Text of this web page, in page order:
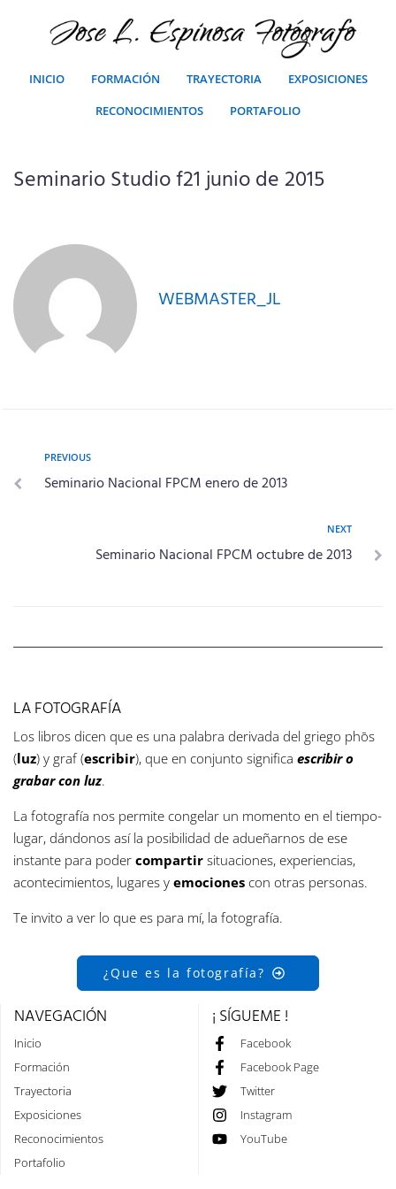
INICIO FORMACIÓN TRAYECTORIA EXPOSICIONES
RECONOCIMIENTOS PORTAFOLIO
Seminario Studio f21 junio de 2015
WEBMASTER_JL
PREVIOUS
Seminario Nacional FPCM enero de 2013
NEXT
Seminario Nacional FPCM octubre de 2013
LA FOTOGRAFÍA
Los libros dicen que es una palabra derivada del griego phōs
(luz) y graf (escribir), que en conjunto significa escribir o
grabar con luz.
La fotografía nos permite congelar un momento en el tiempo-
lugar, dándonos así la posibilidad de adueñarnos de ese
instante para poder compartir situaciones, experiencias,
acontecimientos, lugares y emociones con otras personas.
Te invito a ver lo que es para mí, la fotografía.
¿Que es la fotografía?
NAVEGACIÓN
Inicio
Formación
Trayectoria
Exposiciones
Reconocimientos
Portafolio
¡ SÍGUEME !
Facebook
Facebook Page
Twitter
Instagram
YouTube